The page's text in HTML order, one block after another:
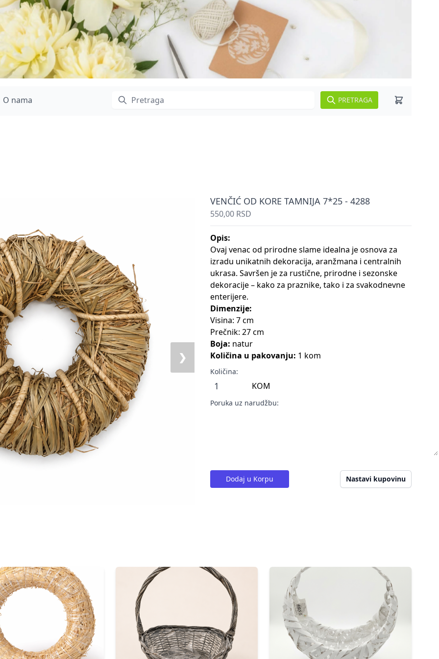
O nama PRETRAGA
❯
VENČIĆ OD KORE TAMNIJA 7*25 - 4288
550,00 RSD
Opis:
Ovaj venac od prirodne slame idealna je osnova za
izradu unikatnih dekoracija, aranžmana i centralnih
ukrasa. Savršen je za rustične, prirodne i sezonske
dekoracije – kako za praznike, tako i za svakodnevne
enterijere.
Dimenzije:
Visina: 7 cm
Prečnik: 27 cm
Boja: natur
Količina u pakovanju: 1 kom
Količina:
KOM
Poruka uz narudžbu:
Dodaj u Korpu Nastavi kupovinu